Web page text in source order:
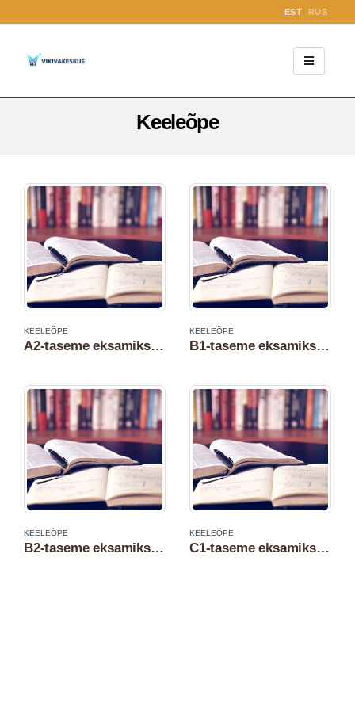
EST RUS
Keeleõpe
KEELEÕPE
А2-taseme eksamiks ettevalmistav eesti keele kursus
KEELEÕPE
B1-taseme eksamiks ettevalmistav eesti keele kursus
KEELEÕPE
B2-taseme eksamiks ettevalmistav eesti keele kursus
KEELEÕPE
C1-taseme eksamiks ettevalmistav eesti keele kursus